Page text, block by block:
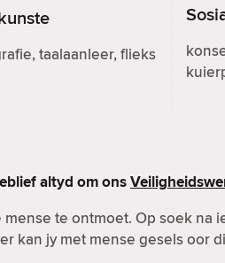
taalaanleer, flieks
altyd om ons
te ontmoet. Op soek na
kan jy met mense gesels oor